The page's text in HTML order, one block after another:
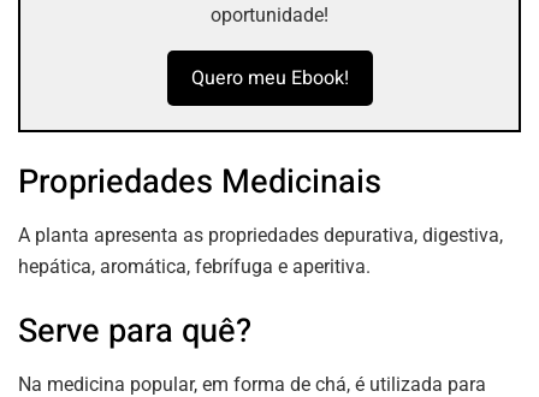
oportunidade!
Quero meu Ebook!
Propriedades Medicinais
A planta apresenta as propriedades depurativa, digestiva,
hepática, aromática, febrífuga e aperitiva.
Serve para quê?
Na medicina popular, em forma de chá, é utilizada para